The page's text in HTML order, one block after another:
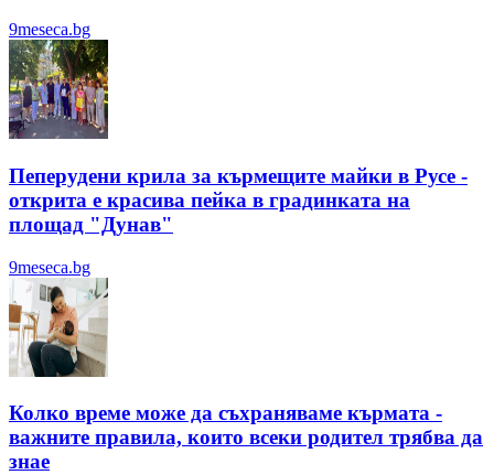
9meseca.bg
Пеперудени крила за кърмещите майки в Русе -
открита е красива пейка в градинката на
площад "Дунав"
9meseca.bg
Колко време може да съхраняваме кърмата -
важните правила, които всеки родител трябва да
знае